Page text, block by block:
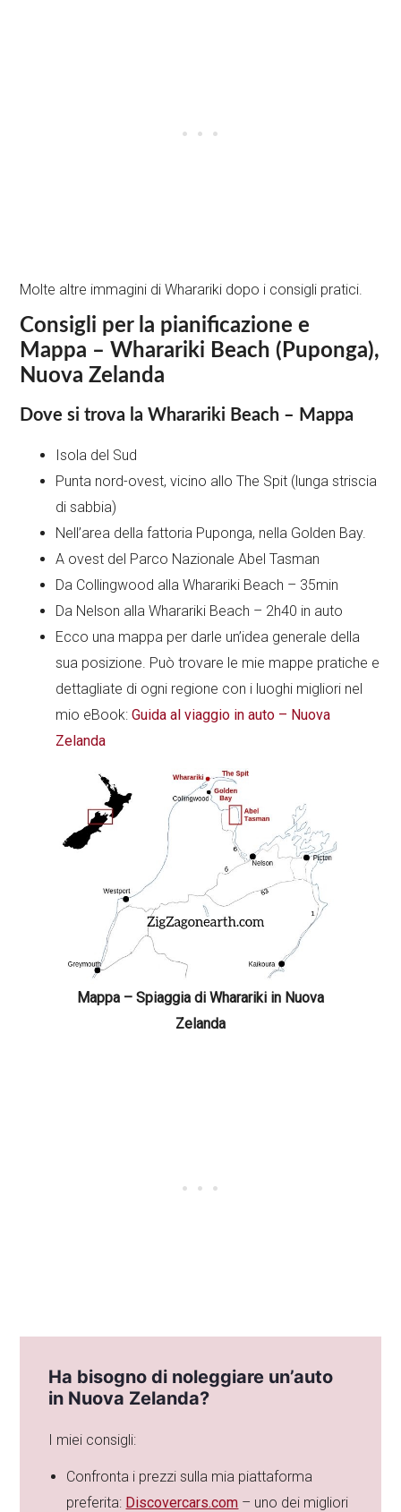
Molte altre immagini di Wharariki dopo i consigli pratici.
Consigli per la pianificazione e
Mappa – Wharariki Beach (Puponga),
Nuova Zelanda
Dove si trova la Wharariki Beach – Mappa
Isola del Sud
Punta nord-ovest, vicino allo The Spit (lunga striscia
di sabbia)
Nell’area della fattoria Puponga, nella Golden Bay.
A ovest del Parco Nazionale Abel Tasman
Da Collingwood alla Wharariki Beach – 35min
Da Nelson alla Wharariki Beach – 2h40 in auto
Ecco una mappa per darle un’idea generale della
sua posizione. Può trovare le mie mappe pratiche e
dettagliate di ogni regione con i luoghi migliori nel
mio eBook:Guida al viaggio in auto – Nuova
Zelanda
Mappa – Spiaggia di Wharariki in Nuova
Zelanda
Ha bisogno di noleggiare un’auto
in Nuova Zelanda?
I miei consigli:
Confronta i prezzi sulla mia piattaforma
preferita: Discovercars.com – uno dei migliori